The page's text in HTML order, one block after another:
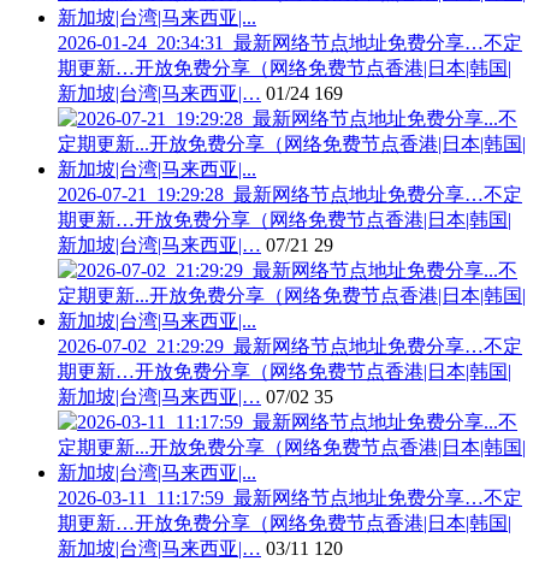
2026-01-24_20:34:31_最新网络节点地址免费分享…不定
期更新…开放免费分享（网络免费节点香港|日本|韩国|
新加坡|台湾|马来西亚|… 01/24 169
2026-07-21_19:29:28_最新网络节点地址免费分享…不定
期更新…开放免费分享（网络免费节点香港|日本|韩国|
新加坡|台湾|马来西亚|… 07/21 29
2026-07-02_21:29:29_最新网络节点地址免费分享…不定
期更新…开放免费分享（网络免费节点香港|日本|韩国|
新加坡|台湾|马来西亚|… 07/02 35
2026-03-11_11:17:59_最新网络节点地址免费分享…不定
期更新…开放免费分享（网络免费节点香港|日本|韩国|
新加坡|台湾|马来西亚|… 03/11 120